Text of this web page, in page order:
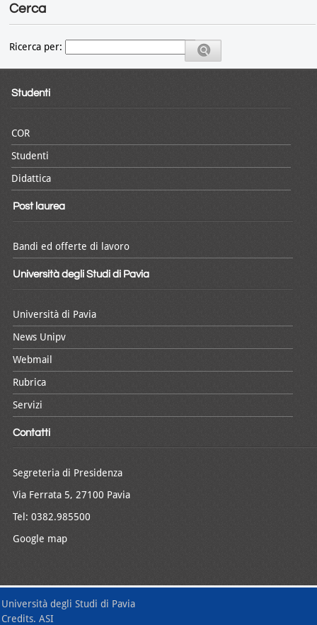
Cerca
Ricerca per:
Studenti
COR
Studenti
Didattica
Post laurea
Bandi ed offerte di lavoro
Università degli Studi di Pavia
Università di Pavia
News Unipv
Webmail
Rubrica
Servizi
Contatti
Segreteria di Presidenza
Via Ferrata 5, 27100 Pavia
Tel: 0382.985500
Google map
Università degli Studi di Pavia
Credits. ASI